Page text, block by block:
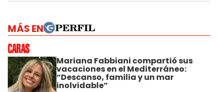
MÁS EN
Mariana Fabbiani compartió sus
vacaciones en el Mediterráneo:
“Descanso, familia y un mar
inolvidable”